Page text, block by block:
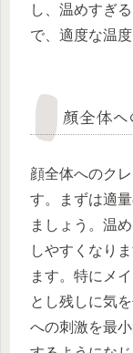
し、温めすぎ
で、適度な温
顔全体
顔全体へのク
す。まずは適
ましょう。温
しやすくなり
ます。特にメ
とし残しに気
への刺激を最